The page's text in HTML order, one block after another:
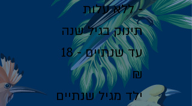
- ללא עלות
תינוק בגיל שנה
עד שנתיים - 18
₪
ילד מגיל שנתיים